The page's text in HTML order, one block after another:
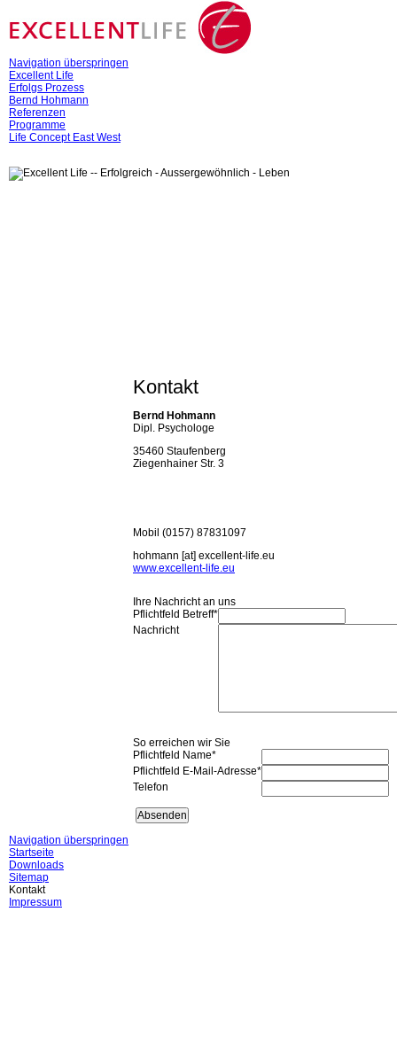
Navigation überspringen
Excellent Life
Erfolgs Prozess
Bernd Hohmann
Referenzen
Programme
Life Concept East West
Kontakt
Bernd Hohmann
Dipl. Psychologe
35460 Staufenberg
Ziegenhainer Str. 3
Mobil (0157) 87831097
hohmann [at] excellent-life.eu
www.excellent-life.eu
Ihre Nachricht an uns
Pflichtfeld Betreff*
Nachricht
So erreichen wir Sie
Pflichtfeld Name*
Pflichtfeld E-Mail-Adresse*
Telefon
Navigation überspringen
Startseite
Downloads
Sitemap
Kontakt
Impressum